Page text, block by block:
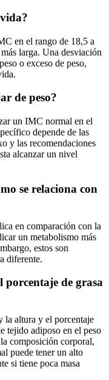
en el rango de 18,5 a
larga. Una desviación
o exceso de peso,
de peso?
un IMC normal en el
depende de las
y las recomendaciones
alcanzar un nivel
se relaciona con
en comparación con la
un metabolismo más
estos son
diferente.
porcentaje de grasa
la altura y el porcentaje
tejido adiposo en el peso
composición corporal,
puede tener un alto
si tiene poca masa